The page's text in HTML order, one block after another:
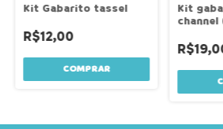
Kit Gabarito tassel
R$12,00
COMPRAR
Kit